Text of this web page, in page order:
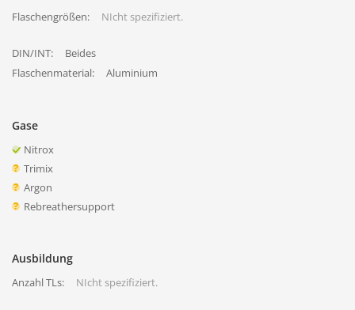
Flaschengrößen: NIcht spezifiziert.
DIN/INT:
Beides
Flaschenmaterial:
Aluminium
Gase
Nitrox
Trimix
Argon
Rebreathersupport
Ausbildung
Anzahl TLs: NIcht spezifiziert.